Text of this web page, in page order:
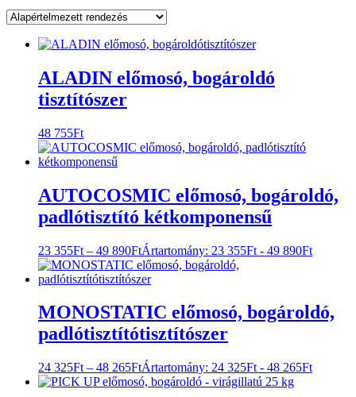
ALADIN előmosó, bogároldó
tisztítószer
48 755Ft
AUTOCOSMIC előmosó, bogároldó,
padlótisztító kétkomponensű
23 355Ft – 49 890FtÁrtartomány: 23 355Ft - 49 890Ft
MONOSTATIC előmosó, bogároldó,
padlótisztítótisztítószer
24 325Ft – 48 265FtÁrtartomány: 24 325Ft - 48 265Ft